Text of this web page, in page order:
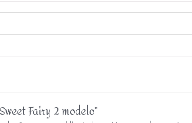
Fairy 2 modelo”